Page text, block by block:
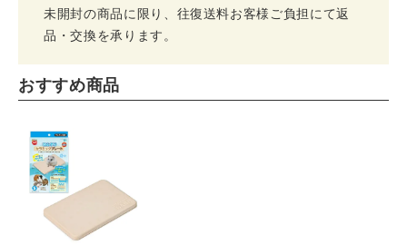
未開封の商品に限り、往復送料お客様ご負担にて返
品・交換を承ります。
おすすめ商品